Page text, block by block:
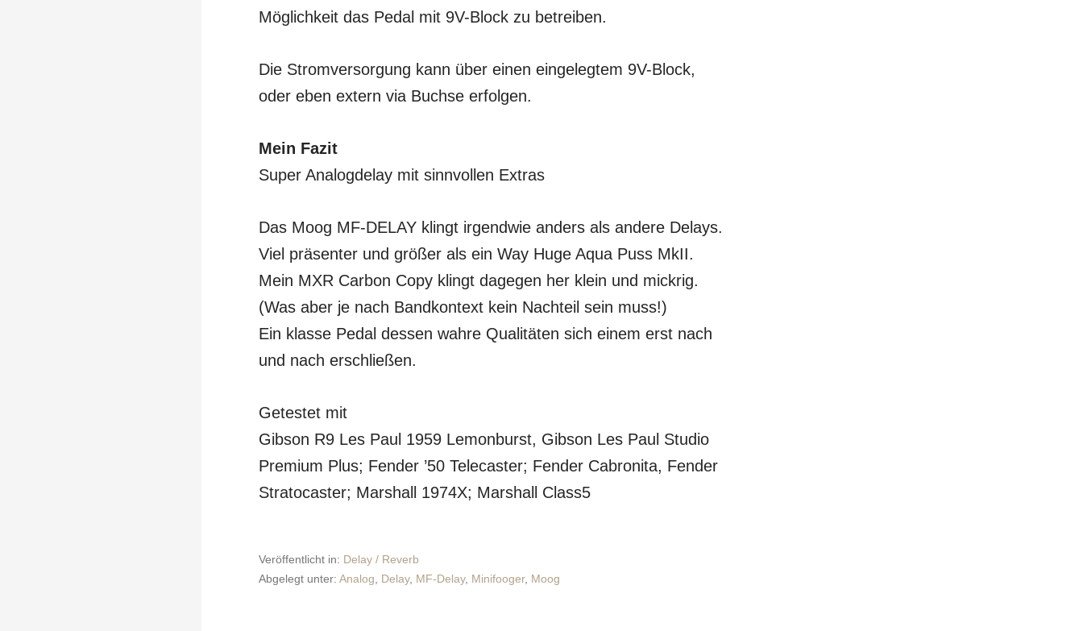
Möglichkeit das Pedal mit 9V-Block zu betreiben.
Die Stromversorgung kann über einen eingelegtem 9V-Block,
oder eben extern via Buchse erfolgen.
Mein Fazit
Super Analogdelay mit sinnvollen Extras
Das Moog MF-DELAY klingt irgendwie anders als andere Delays.
Viel präsenter und größer als ein Way Huge Aqua Puss MkII.
Mein MXR Carbon Copy klingt dagegen her klein und mickrig.
(Was aber je nach Bandkontext kein Nachteil sein muss!)
Ein klasse Pedal dessen wahre Qualitäten sich einem erst nach
und nach erschließen.
Getestet mit
Gibson R9 Les Paul 1959 Lemonburst, Gibson Les Paul Studio
Premium Plus; Fender ’50 Telecaster; Fender Cabronita, Fender
Stratocaster; Marshall 1974X; Marshall Class5
Veröffentlicht in: Delay / Reverb
Abgelegt unter: Analog Delay, MF-Delay, Minifooger, Moog